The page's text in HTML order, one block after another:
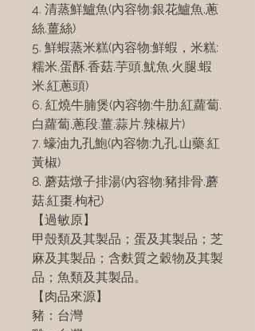
4. 清蒸鮮鱸魚(內容物:銀花鱸魚.蔥
絲.薑絲)
5. 鮮蝦蒸米糕(內容物:鮮蝦，米糕:
糯米.蛋酥.香菇.芋頭.魷魚.火腿.蝦
米.紅蔥頭)
6. 紅燒牛腩煲(內容物:牛肋.紅蘿蔔.
白蘿蔔.蔥段.薑.蒜片.辣椒片)
7. 蠔油九孔鮑(內容物:九孔.山藥.紅
黃椒)
8. 蘑菇燉子排湯(內容物:豬排骨.蘑
菇.紅棗.枸杞)
【過敏原】
甲殼類及其製品；蛋及其製品；芝
麻及其製品；含麩質之穀物及其製
品；魚類及其製品。
【肉品來源】
豬：台灣